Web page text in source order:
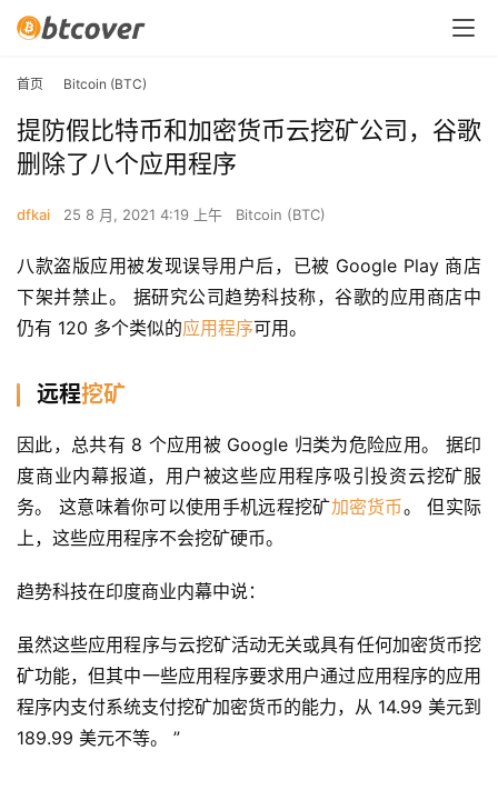
首页 Bitcoin (BTC)
提防假比特币和加密货币云挖矿公司，谷歌
删除了八个应用程序
dfkai 25 8 月, 2021 4:19 上午 Bitcoin (BTC)
八款盗版应用被发现误导用户后，已被 Google Play 商店
下架并禁止。 据研究公司趋势科技称，谷歌的应用商店中
仍有 120 多个类似的应用程序可用。
远程挖矿
因此，总共有 8 个应用被 Google 归类为危险应用。 据印
度商业内幕报道，用户被这些应用程序吸引投资云挖矿服
务。 这意味着你可以使用手机远程挖矿加密货币。 但实际
上，这些应用程序不会挖矿硬币。
趋势科技在印度商业内幕中说：
虽然这些应用程序与云挖矿活动无关或具有任何加密货币挖
矿功能，但其中一些应用程序要求用户通过应用程序的应用
程序内支付系统支付挖矿加密货币的能力，从 14.99 美元到
189.99 美元不等。 ”